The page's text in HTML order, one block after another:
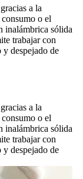
a la
o el
sólida
trabajar con
despejado de
a la
o el
sólida
trabajar con
despejado de